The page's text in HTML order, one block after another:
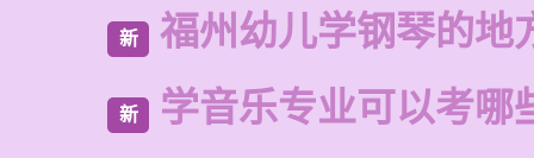
新 福州幼儿学钢琴的地
新 学音乐专业可以考哪